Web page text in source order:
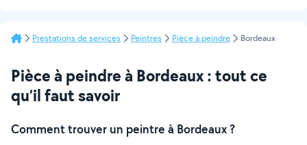
Prestations de services Peintres Pièce à peindre Bordeaux
Pièce à peindre à Bordeaux : tout ce
qu’il faut savoir
Comment trouver un peintre à Bordeaux ?